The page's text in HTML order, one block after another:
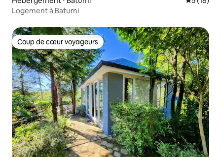
Logement à Batumi
Coup de cœur voyageurs
Coup de cœur voyageurs